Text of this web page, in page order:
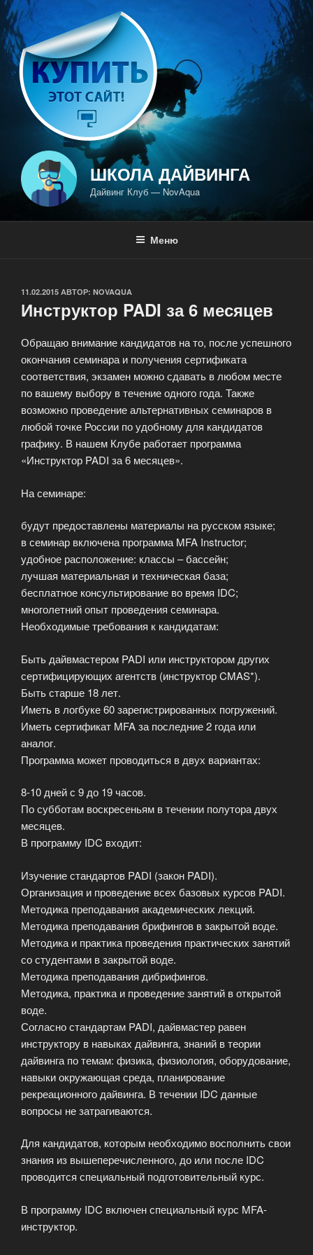
Перейти
к
содержимому
ШКОЛА ДАЙВИНГА
Дайвинг Клуб — NovAqua
Меню
ОПУБЛИКОВАНО
11.02.2015 АВТОР: NOVAQUA
Инструктор PADI за 6 месяцев
Обращаю внимание кандидатов на то, после успешного
окончания семинара и получения сертификата
соответствия, экзамен можно сдавать в любом месте
по вашему выбору в течение одного года. Также
возможно проведение альтернативных семинаров в
любой точке России по удобному для кандидатов
графику. В нашем Клубе работает программа
«Инструктор PADI за 6 месяцев».
На семинаре:
будут предоставлены материалы на русском языке;
в семинар включена программа MFA Instructor;
удобное расположение: классы – бассейн;
лучшая материальная и техническая база;
бесплатное консультирование во время IDC;
многолетний опыт проведения семинара.
Необходимые требования к кандидатам:
Быть дайвмастером PADI или инструктором других
сертифицирующих агентств (инструктор CMAS*).
Быть старше 18 лет.
Иметь в логбуке 60 зарегистрированных погружений.
Иметь сертификат MFA за последние 2 года или
аналог.
Программа может проводиться в двух вариантах:
8-10 дней с 9 до 19 часов.
По субботам воскресеньям в течении полутора двух
месяцев.
В программу IDC входит:
Изучение стандартов PADI (закон PADI).
Организация и проведение всех базовых курсов PADI.
Методика преподавания академических лекций.
Методика преподавания брифингов в закрытой воде.
Методика и практика проведения практических занятий
со студентами в закрытой воде.
Методика преподавания дибрифингов.
Методика, практика и проведение занятий в открытой
воде.
Согласно стандартам PADI, дайвмастер равен
инструктору в навыках дайвинга, знаний в теории
дайвинга по темам: физика, физиология, оборудование,
навыки окружающая среда, планирование
рекреационного дайвинга. В течении IDC данные
вопросы не затрагиваются.
Для кандидатов, которым необходимо восполнить свои
знания из вышеперечисленного, до или после IDC
проводится специальный подготовительный курс.
В программу IDC включен специальный курс MFA-
инструктор.